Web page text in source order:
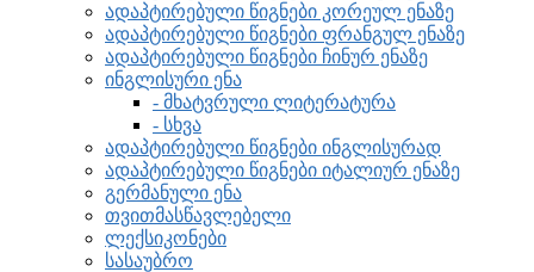
ადაპტირებული წიგნები კორეულ ენაზე
ადაპტირებული წიგნები ფრანგულ ენაზე
ადაპტირებული წიგნები ჩინურ ენაზე
ინგლისური ენა
- მხატვრული ლიტერატურა
- სხვა
ადაპტირებული წიგნები ინგლისურად
ადაპტირებული წიგნები იტალიურ ენაზე
გერმანული ენა
თვითმასწავლებელი
ლექსიკონები
სასაუბრო